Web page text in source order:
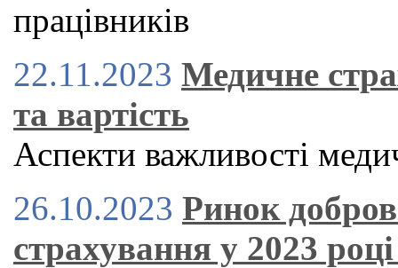
працівників
22.11.2023 Медичне
та вартість
Аспекти важливості
26.10.2023 Ринок
страхування у 2023